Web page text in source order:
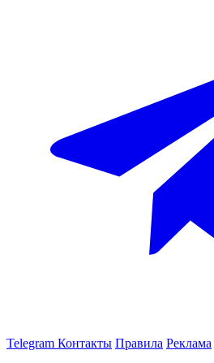
Telegram Контакты Правила Реклама